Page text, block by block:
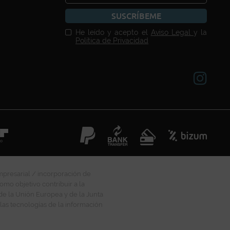
SUSCRÍBEME
He leído y acepto el Aviso Legal y la
Política de Privacidad